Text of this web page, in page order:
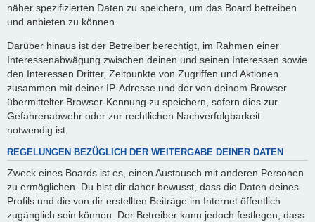
näher spezifizierten Daten zu speichern, um das Board betreiben
und anbieten zu können.
Darüber hinaus ist der Betreiber berechtigt, im Rahmen einer
Interessenabwägung zwischen deinen und seinen Interessen sowie
den Interessen Dritter, Zeitpunkte von Zugriffen und Aktionen
zusammen mit deiner IP-Adresse und der von deinem Browser
übermittelter Browser-Kennung zu speichern, sofern dies zur
Gefahrenabwehr oder zur rechtlichen Nachverfolgbarkeit
notwendig ist.
REGELUNGEN BEZÜGLICH DER WEITERGABE DEINER DATEN
Zweck eines Boards ist es, einen Austausch mit anderen Personen
zu ermöglichen. Du bist dir daher bewusst, dass die Daten deines
Profils und die von dir erstellten Beiträge im Internet öffentlich
zugänglich sein können. Der Betreiber kann jedoch festlegen, dass